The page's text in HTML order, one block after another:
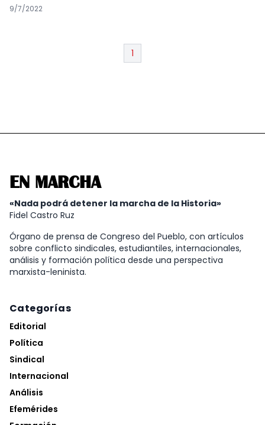
9/7/2022
1
EN MARCHA
«Nada podrá detener la marcha de la Historia»
Fidel Castro Ruz
Órgano de prensa de Congreso del Pueblo, con artículos
sobre conflicto sindicales, estudiantiles, internacionales,
análisis y formación política desde una perspectiva
marxista-leninista.
Categorías
Editorial
Política
Sindical
Internacional
Análisis
Efemérides